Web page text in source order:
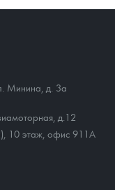
Минина, д. 3а
д.12
10 этаж, офис 911А